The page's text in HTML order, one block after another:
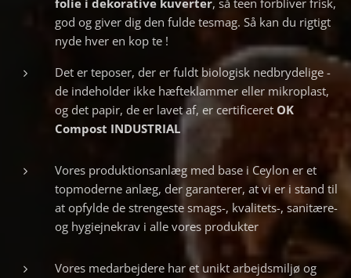
folie i dekorative kuverter, så teen forbliver frisk,
god og giver dig den fulde tesmag. Så kan du rigtigt
nyde hver en kop te !
Det er teposer, der er fuldt biologisk nedbrydelige -
de indeholder ikke hæfteklammer eller mikroplast,
og det papir, de er lavet af, er certificeret OK
Compost INDUSTRIAL
Vores produktionsanlæg med base i Ceylon er et
topmoderne anlæg, der garanterer, at vi er i stand til
at opfylde de strengeste smags-, kvalitets-, sanitære-
og hygiejnekrav i alle vores produkter
Vores medarbejdere har et unikt arbejdsmiljø og